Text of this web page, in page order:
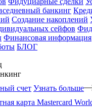
банкинг
Создание накоплений
сейфов
Финансовая информация
БЛОГ
счет Узнать больше
карта Mastercard